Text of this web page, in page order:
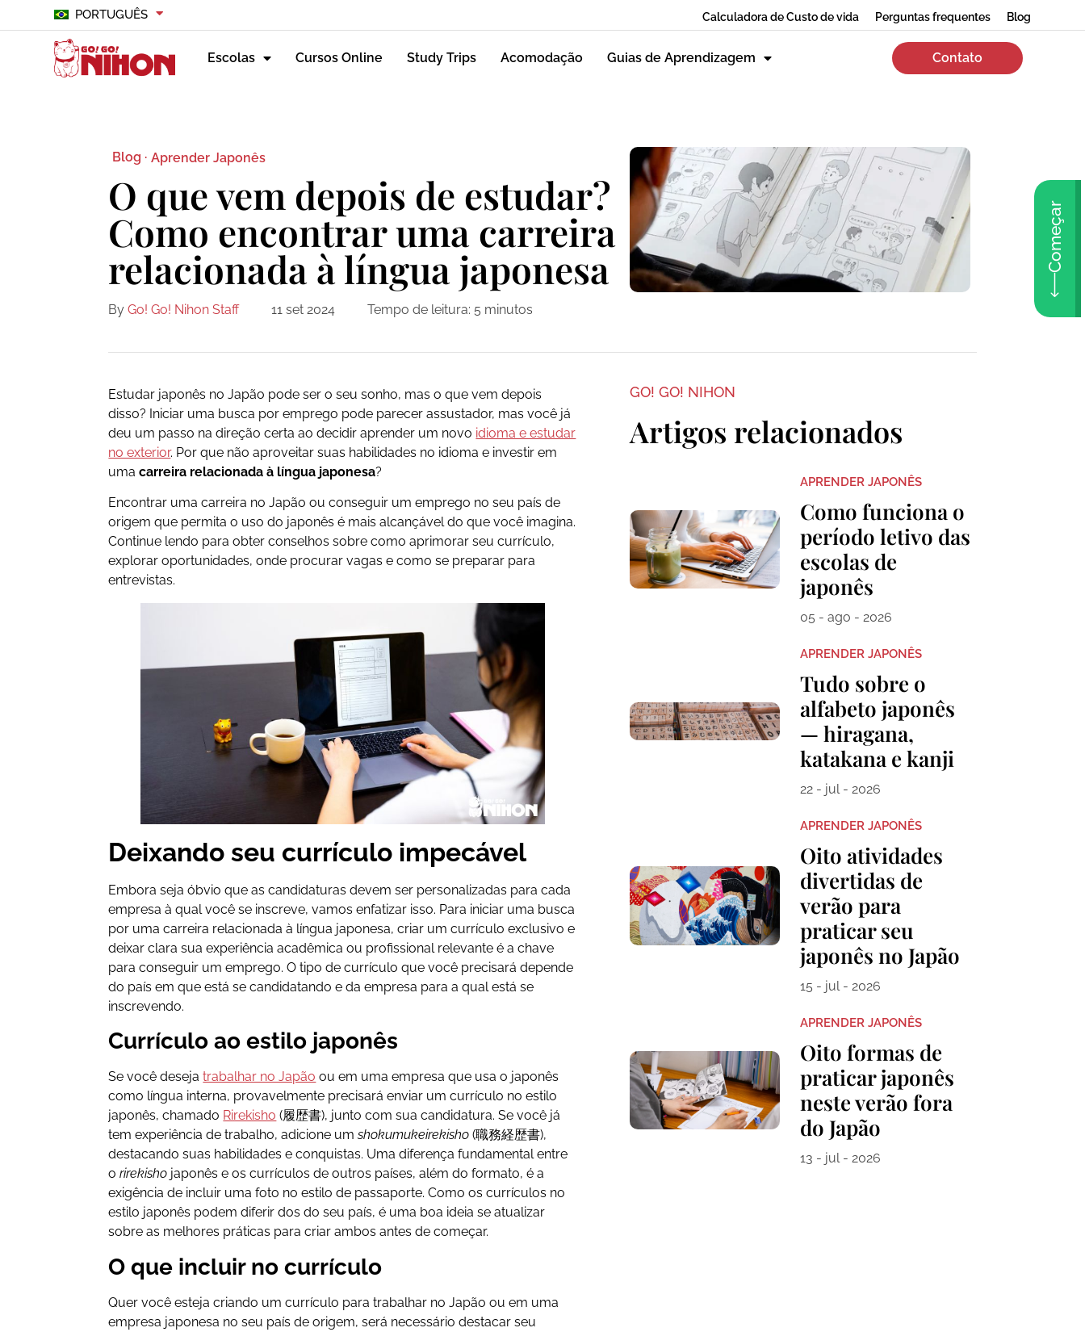
PORTUGUÊS Calculadora de Custo de vida Perguntas frequentes Blog
Escolas Cursos Online Study Trips Acomodação Guias de Aprendizagem Contato
Começar
Blog · Aprender Japonês
O que vem depois de estudar?
Como encontrar uma carreira
relacionada à língua japonesa
By Go! Go! Nihon Staff 11 set 2024 Tempo de leitura: 5 minutos
Estudar japonês no Japão pode ser o seu sonho, mas o que vem depois
disso? Iniciar uma busca por emprego pode parecer assustador, mas você já
deu um passo na direção certa ao decidir aprender um novo idioma e estudar
no exterior. Por que não aproveitar suas habilidades no idioma e investir em
umacarreira relacionada à língua japonesa?
Encontrar uma carreira no Japão ou conseguir um emprego no seu país de
origem que permita o uso do japonês é mais alcançável do que você imagina.
Continue lendo para obter conselhos sobre como aprimorar seu currículo,
explorar oportunidades, onde procurar vagas e como se preparar para
entrevistas.
Deixando seu currículo impecável
Embora seja óbvio que as candidaturas devem ser personalizadas para cada
empresa à qual você se inscreve, vamos enfatizar isso. Para iniciar uma busca
por uma carreira relacionada à língua japonesa, criar um currículo exclusivo e
deixar clara sua experiência acadêmica ou profissional relevante é a chave
para conseguir um emprego. O tipo de currículo que você precisará depende
do país em que está se candidatando e da empresa para a qual está se
inscrevendo.
Currículo ao estilo japonês
Se você desejatrabalhar no Japão ou em uma empresa que usa o japonês
como língua interna, provavelmente precisará enviar um currículo no estilo
japonês, chamado Rirekisho (履歴書), junto com sua candidatura. Se você já
tem experiência de trabalho, adicione umshokumukeirekisho (職務経歴書),
destacando suas habilidades e conquistas. Uma diferença fundamental entre
orirekisho japonês e os currículos de outros países, além do formato, é a
exigência de incluir uma foto no estilo de passaporte. Como os currículos no
estilo japonês podem diferir dos do seu país, é uma boa ideia se atualizar
sobre as melhores práticas para criar ambos antes de começar.
O que incluir no currículo
Quer você esteja criando um currículo para trabalhar no Japão ou em uma
empresa japonesa no seu país de origem, será necessário destacar seu
GO! GO! NIHON
Artigos relacionados
APRENDER JAPONÊS
Como funciona o
período letivo das
escolas de
japonês
05 - ago - 2026
APRENDER JAPONÊS
Tudo sobre o
alfabeto japonês
— hiragana,
katakana e kanji
22 - jul - 2026
APRENDER JAPONÊS
Oito atividades
divertidas de
verão para
praticar seu
japonês no Japão
15 - jul - 2026
APRENDER JAPONÊS
Oito formas de
praticar japonês
neste verão fora
do Japão
13 - jul - 2026